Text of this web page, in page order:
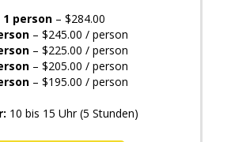
1 person– $284.00
– $245.00 / person
– $225.00 / person
– $205.00 / person
– $195.00 / person
10 bis 15 Uhr (5 Stunden)